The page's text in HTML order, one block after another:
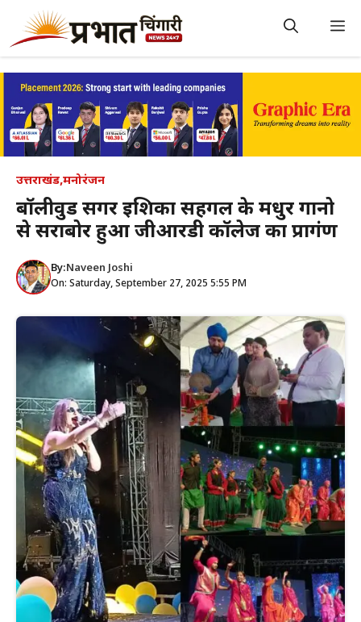
content
उत्तराखंड,मनोरंजन
बॉलीवुड सिंगर इशिका सहगल के मधुर गानो
से सराबोर हुआ जीआरडी कॉलेज का प्रागंण
By:Naveen Joshi
On: Saturday, September 27, 2025 5:55 PM